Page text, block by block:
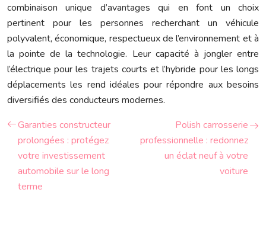
combinaison unique d’avantages qui en font un choix
pertinent pour les personnes recherchant un véhicule
polyvalent, économique, respectueux de l’environnement et à
la pointe de la technologie. Leur capacité à jongler entre
l’électrique pour les trajets courts et l’hybride pour les longs
déplacements les rend idéales pour répondre aux besoins
diversifiés des conducteurs modernes.
Garanties constructeur
prolongées : protégez
votre investissement
automobile sur le long
terme
Polish carrosserie
professionnelle : redonnez
un éclat neuf à votre
voiture